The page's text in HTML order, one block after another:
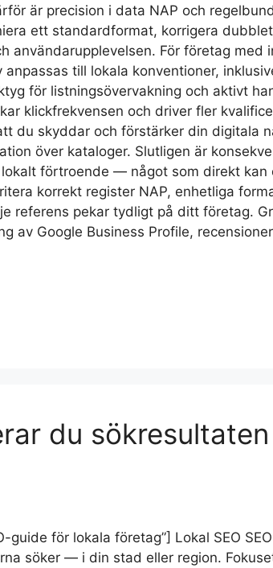
är precision i data NAP och
ett standardformat, korrigera
För företag med
till lokala konventioner,
för listningsövervakning och aktivt
klickfrekvensen och driver fler
du skyddar och förstärker din digitala
över kataloger. Slutligen är
förtroende — något som direkt kan
korrekt register NAP, enhetliga
referens pekar tydligt på ditt företag.
av Google Business Profile,
du
för lokala företag”] Lokal SEO
söker — i din stad eller region.